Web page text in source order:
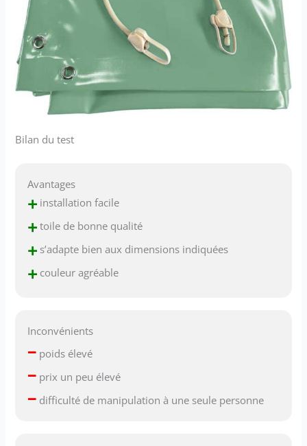
Bilan du test
Avantages
+ installation facile
+ toile de bonne qualité
+ s’adapte bien aux dimensions indiquées
+ couleur agréable
Inconvénients
– poids élevé
– prix un peu élevé
– difficulté de manipulation à une seule personne